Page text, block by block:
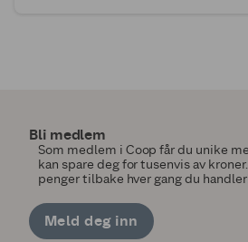
Bli medlem
Som medlem i Coop får du unike
kan spare deg for tusenvis av
penger tilbake hver gang du
Meld deg inn